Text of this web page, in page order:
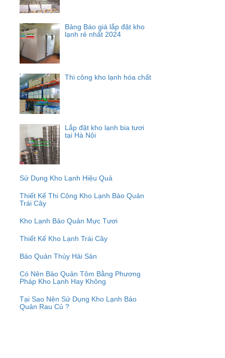
Bảng Báo giá lắp đặt kho
lạnh rẻ nhất 2024
Thi công kho lạnh hóa chất
Lắp đặt kho lạnh bia tươi
tại Hà Nội
Sử Dụng Kho Lạnh Hiệu Quả
Thiết Kế Thi Công Kho Lạnh Bảo Quản
Trái Cây
Kho Lạnh Bảo Quản Mực Tươi
Thiết Kế Kho Lạnh Trái Cây
Bảo Quản Thủy Hải Sản
Có Nên Bảo Quản Tôm Bằng Phương
Pháp Kho Lạnh Hay Không
Tại Sao Nên Sử Dụng Kho Lạnh Bảo
Quản Rau Củ ?